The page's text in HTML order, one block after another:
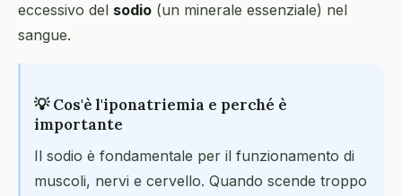
eccessivo del sodio (un minerale essenziale) nel
sangue.
💡 Cos'è l'iponatriemia e perché è
importante
Il sodio è fondamentale per il funzionamento di
muscoli, nervi e cervello. Quando scende troppo